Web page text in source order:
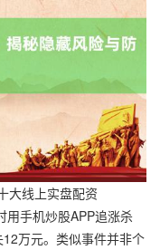
大线上实盘配资
用手机炒股APP追涨杀
万元。类似事件并非个